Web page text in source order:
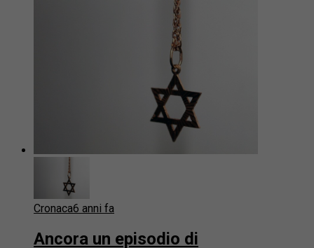
Cronaca6 anni fa
Ancora un episodio di